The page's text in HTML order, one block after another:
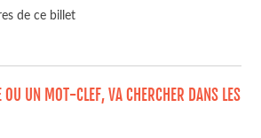
de ce billet
OU UN MOT-CLEF, VA CHERCHER DANS LES